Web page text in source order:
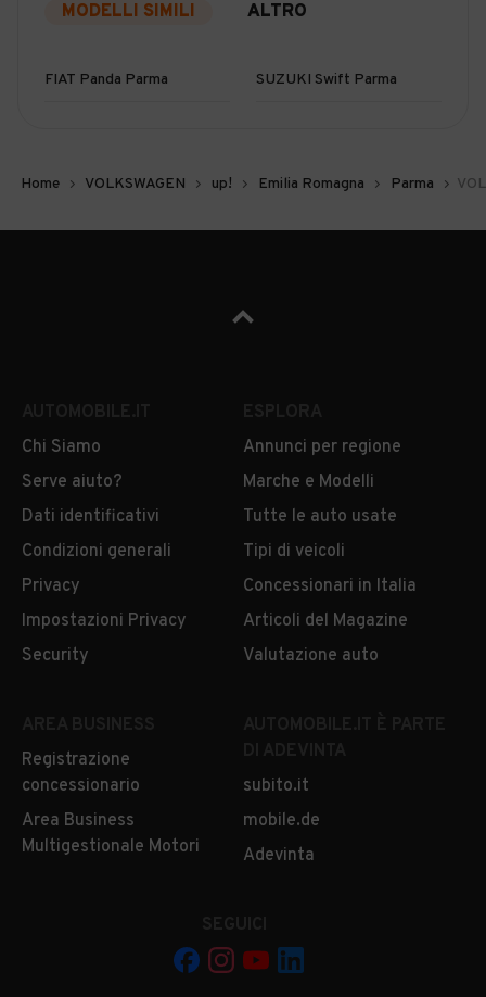
MODELLI SIMILI ALTRO
FIAT Panda Parma SUZUKI Swift Parma
Home VOLKSWAGEN up! Emilia Romagna Parma
Chi Siamo
Serve aiuto?
Dati identificativi
Condizioni generali
Privacy
Impostazioni Privacy
Security
Annunci per regione
Marche e Modelli
Tutte le auto usate
Tipi di veicoli
Concessionari in Italia
Articoli del Magazine
Valutazione auto
Registrazione
concessionario
Area Business
Multigestionale Motori
subito.it
mobile.de
Adevinta